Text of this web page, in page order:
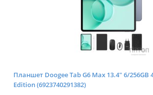
Планшет Doogee Tab G6 Max 13.4" 6/256GB
Edition (6923740291382)